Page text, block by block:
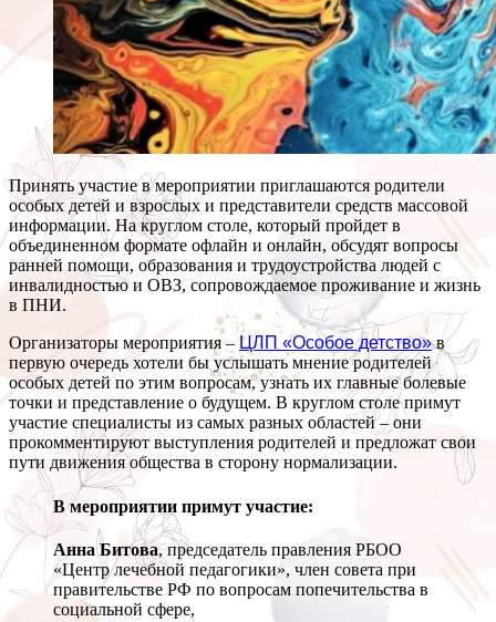
Принять участие в мероприятии приглашаются родители
особых детей и взрослых и представители средств массовой
информации. На круглом столе, который пройдет в
объединенном формате офлайн и онлайн, обсудят вопросы
ранней помощи, образования и трудоустройства людей с
инвалидностью и ОВЗ, сопровождаемое проживание и жизнь
в ПНИ.
Организаторы мероприятия –ЦЛП «Особое детство»в
первую очередь хотели бы услышать мнение родителей
особых детей по этим вопросам, узнать их главные болевые
точки и представление о будущем. В круглом столе примут
участие специалисты из самых разных областей – они
прокомментируют выступления родителей и предложат свои
пути движения общества в сторону нормализации.
В мероприятии примут участие:
Анна Битова, председатель правления РБОО
«Центр лечебной педагогики», член совета при
правительстве РФ по вопросам попечительства в
социальной сфере,